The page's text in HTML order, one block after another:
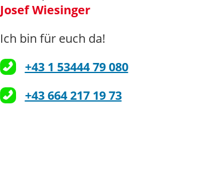
Josef Wiesinger
Ich bin für euch da!
+43 1 53444 79 080
+43 664 217 19 73